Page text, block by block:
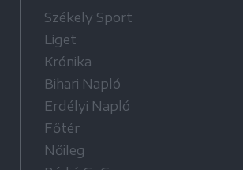
Székely Sport
Liget
Krónika
Bihari Napló
Erdélyi Napló
Főtér
Nőileg